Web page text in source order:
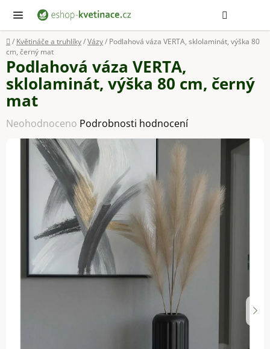
obsah
Domů
/ Květináče a truhlíky/Vázy/ Podlahová váza VERTA, sklolaminát, výška 80
cm, černý mat
Podlahová váza VERTA,
sklolaminát, výška 80 cm, černý
mat
Průměrné
hodnocení
produktu
hvězdiček.
Neohodnoceno Podrobnosti hodnocení